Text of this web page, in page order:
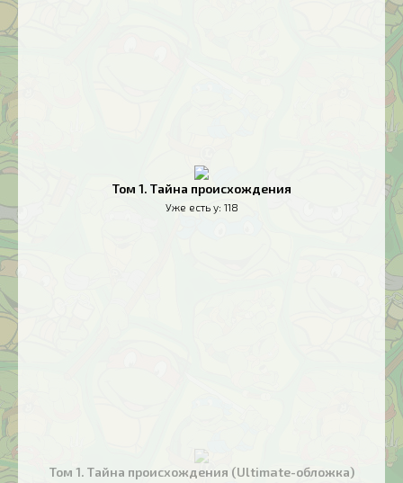
Том 1. Тайна происхождения
Уже есть у: 118
Том 1. Тайна происхождения (Ultimate-обложка)